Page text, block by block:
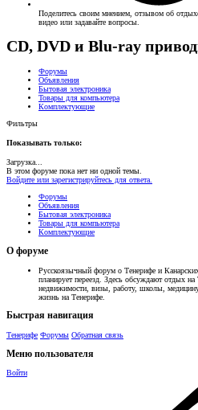
Поделитесь своим мнением, отзывом об
видео или задавайте вопросы.
CD, DVD и Blu-ray
Форумы
Объявления
Бытовая электроника
Товары для компьютера
Комплектующие
Фильтры
Показывать только:
Загрузка...
В этом форуме пока нет ни одной темы.
Войдите или зарегистрируйтесь для ответа.
Форумы
Объявления
Бытовая электроника
Товары для компьютера
Комплектующие
О форуме
Русскоязычный форум о Тенерифе и
планирует переезд. Здесь обсуждают отдых
недвижимости, визы, работу, школы,
жизнь на Тенерифе.
Быстрая навигация
Тенерифе Форумы Обратная связь
Меню пользователя
Войти